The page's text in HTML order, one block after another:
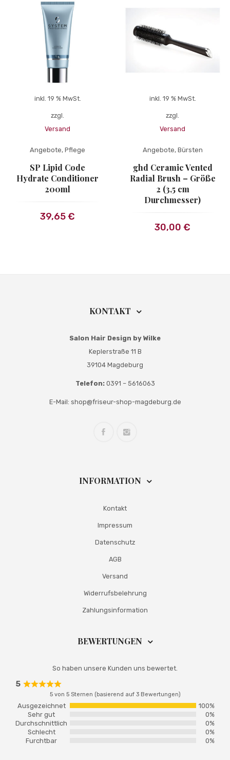
inkl. 19 % MwSt.
zzgl.
Versand
Angebote, Pflege
SP Lipid Code
Hydrate Conditioner
200ml
39,65€
inkl. 19 % MwSt.
zzgl.
Versand
Angebote, Bürsten
ghd Ceramic Vented
Radial Brush – Größe
2 (3,5 cm
Durchmesser)
30,00 €
KONTAKT
Salon Hair Design by Wilke
Keplerstraße 11 B
39104 Magdeburg
Telefon: 0391 – 5616063
E-Mail: shop@friseur-shop-magdeburg.de
INFORMATION
Kontakt
Impressum
Datenschutz
AGB
Versand
Widerrufsbelehrung
Zahlungsinformation
BEWERTUNGEN
So haben unsere Kunden uns bewertet.
5
Rated
out
of
5 von 5 Sternen (basierend auf 3 Bewertungen)
Ausgezeichnet
100%
Sehr gut
0%
Durchschnittlich
0%
Schlecht
0%
Furchtbar
0%